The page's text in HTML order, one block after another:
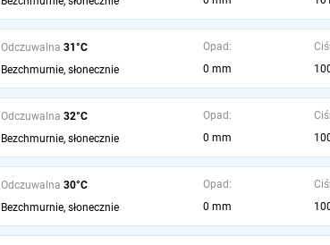
Odczuwalna 31°C
Bezchmurnie, słonecznie
Opad:
0 mm
Odczuwalna 32°C
Bezchmurnie, słonecznie
Opad:
0 mm
Odczuwalna 30°C
Bezchmurnie, słonecznie
Opad:
0 mm